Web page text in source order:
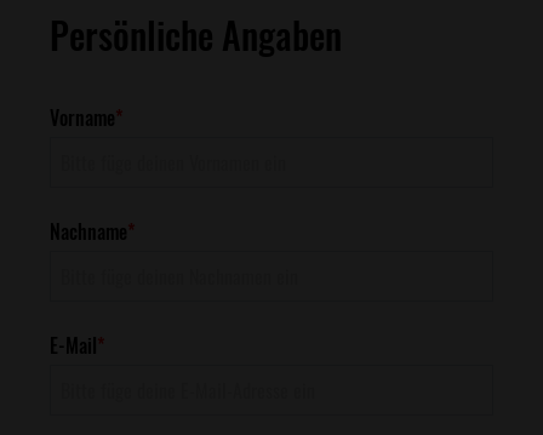
Persönliche Angaben
Vorname*
Nachname*
E-Mail*